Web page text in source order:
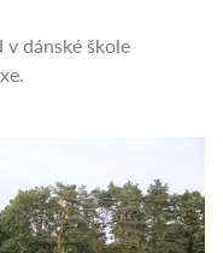
dánské škole